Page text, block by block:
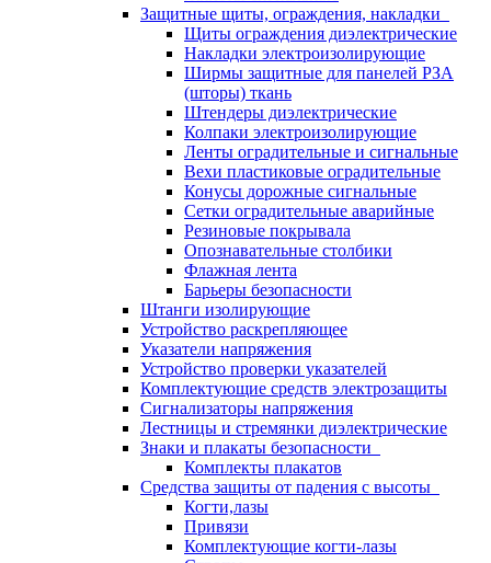
Защитные щиты, ограждения, накладки
Щиты ограждения диэлектрические
Накладки электроизолирующие
Ширмы защитные для панелей РЗА
(шторы) ткань
Штендеры диэлектрические
Колпаки электроизолирующие
Ленты оградительные и сигнальные
Вехи пластиковые оградительные
Конусы дорожные сигнальные
Сетки оградительные аварийные
Резиновые покрывала
Опознавательные столбики
Флажная лента
Барьеры безопасности
Штанги изолирующие
Устройство раскрепляющее
Указатели напряжения
Устройство проверки указателей
Комплектующие средств электрозащиты
Сигнализаторы напряжения
Лестницы и стремянки диэлектрические
Знаки и плакаты безопасности
Комплекты плакатов
Средства защиты от падения с высоты
Когти,лазы
Привязи
Комплектующие когти-лазы